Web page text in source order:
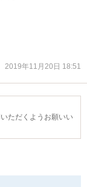
2019年11月20日 18:51
ただくようお願いい